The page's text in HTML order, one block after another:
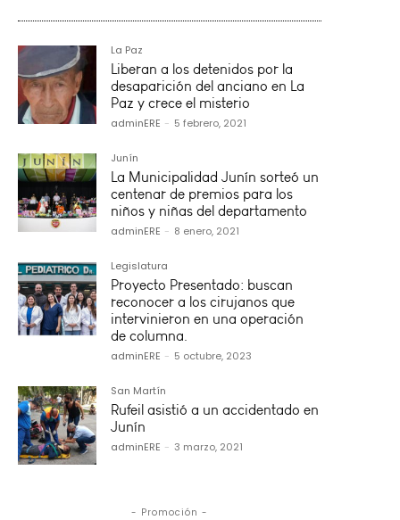
La Paz
Liberan a los detenidos por la
desaparición del anciano en La
Paz y crece el misterio
adminERE - 5 febrero, 2021
Junín
La Municipalidad Junín sorteó un
centenar de premios para los
niños y niñas del departamento
adminERE - 8 enero, 2021
Legislatura
Proyecto Presentado: buscan
reconocer a los cirujanos que
intervinieron en una operación
de columna.
adminERE - 5 octubre, 2023
San Martín
Rufeil asistió a un accidentado en
Junín
adminERE - 3 marzo, 2021
- Promoción -